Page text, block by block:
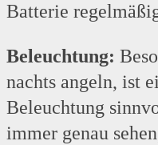
Batterie
Beleuchtung:
nachts angeln, ist
Beleuchtung
immer genau